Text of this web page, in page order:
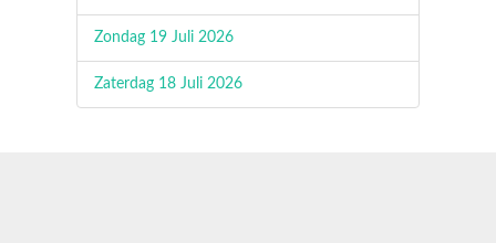
Zondag 19 Juli 2026
Zaterdag 18 Juli 2026